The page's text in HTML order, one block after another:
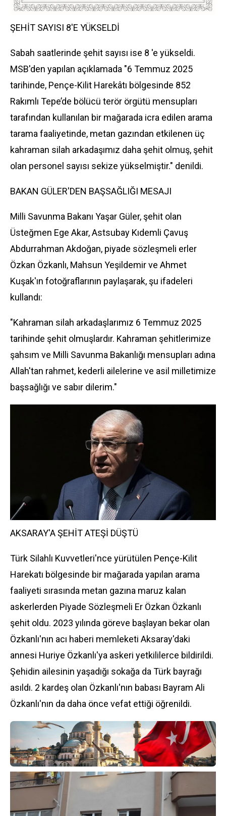
ŞEHİT SAYISI 8'E YÜKSELDİ
Sabah saatlerinde şehit sayısı ise 8 'e yükseldi.
MSB'den yapılan açıklamada "6 Temmuz 2025
tarihinde, Pençe-Kilit Harekâtı bölgesinde 852
Rakımlı Tepe’de bölücü terör örgütü mensupları
tarafından kullanılan bir mağarada icra edilen arama
tarama faaliyetinde, metan gazından etkilenen üç
kahraman silah arkadaşımız daha şehit olmuş, şehit
olan personel sayısı sekize yükselmiştir." denildi.
BAKAN GÜLER'DEN BAŞSAĞLIĞI MESAJI
Milli Savunma Bakanı Yaşar Güler, şehit olan
Üsteğmen Ege Akar, Astsubay Kıdemli Çavuş
Abdurrahman Akdoğan, piyade sözleşmeli erler
Özkan Özkanlı, Mahsun Yeşildemir ve Ahmet
Kuşak'ın fotoğraflarının paylaşarak, şu ifadeleri
kullandı:
"Kahraman silah arkadaşlarımız 6 Temmuz 2025
tarihinde şehit olmuşlardır. Kahraman şehitlerimize
şahsım ve Milli Savunma Bakanlığı mensupları adına
Allah'tan rahmet, kederli ailelerine ve asil milletimize
başsağlığı ve sabır dilerim."
AKSARAY'A ŞEHİT ATEŞİ DÜŞTÜ
Türk Silahlı Kuvvetleri'nce yürütülen Pençe-Kilit
Harekatı bölgesinde bir mağarada yapılan arama
faaliyeti sırasında metan gazına maruz kalan
askerlerden Piyade Sözleşmeli Er Özkan Özkanlı
şehit oldu. 2023 yılında göreve başlayan bekar olan
Özkanlı'nın acı haberi memleketi Aksaray'daki
annesi Huriye Özkanlı'ya askeri yetkililerce bildirildi.
Şehidin ailesinin yaşadığı sokağa da Türk bayrağı
asıldı. 2 kardeş olan Özkanlı'nın babası Bayram Ali
Özkanlı'nın da daha önce vefat ettiği öğrenildi.